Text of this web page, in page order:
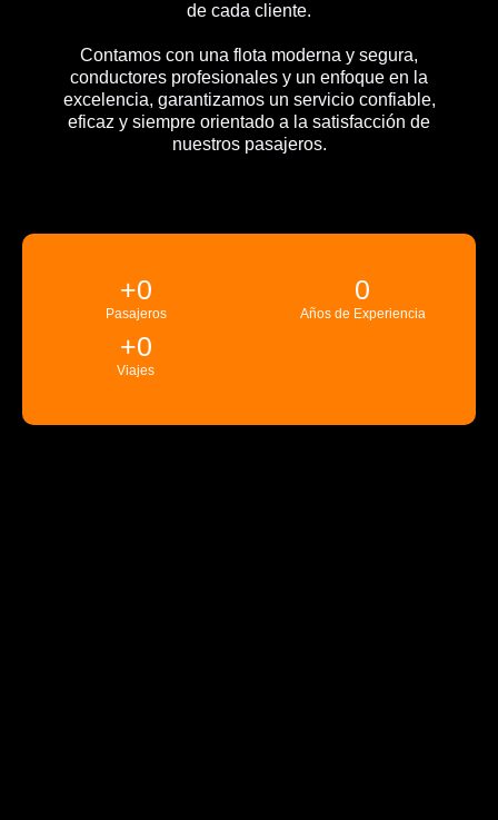
de cada cliente.
Contamos con una flota moderna y segura,
conductores profesionales y un enfoque en la
excelencia, garantizamos un servicio confiable,
eficaz y siempre orientado a la satisfacción de
nuestros pasajeros.
Pasajeros
+0
Años de Experiencia
0
Viajes
+0